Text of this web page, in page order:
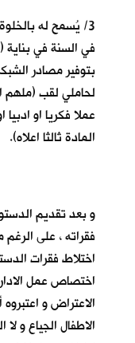
3/ يُسمح له
في السنة في بناية
بتوفير مصادر
لحاملي لقب
عملا فكريا او
المادة ثالثا اعلاه).
و بعد تقديم
فقراته ، على
اختلاط فقرات
اختصاص عمل
الاعتراض و
الاطفال الجياع و